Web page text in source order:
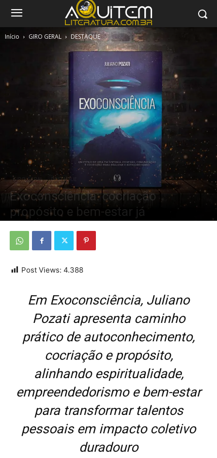
Início GIRO GERAL DESTAQUE
GIRO GERAL DESTAQUE
Exoconsciência: cocriação
propósito e bem-estar já
Post Views: 4.388
Em Exoconsciência, Juliano
Pozati apresenta caminho
prático de autoconhecimento,
cocriação e propósito,
alinhando espiritualidade,
empreendedorismo e bem-estar
para transformar talentos
pessoais em impacto coletivo
duradouro